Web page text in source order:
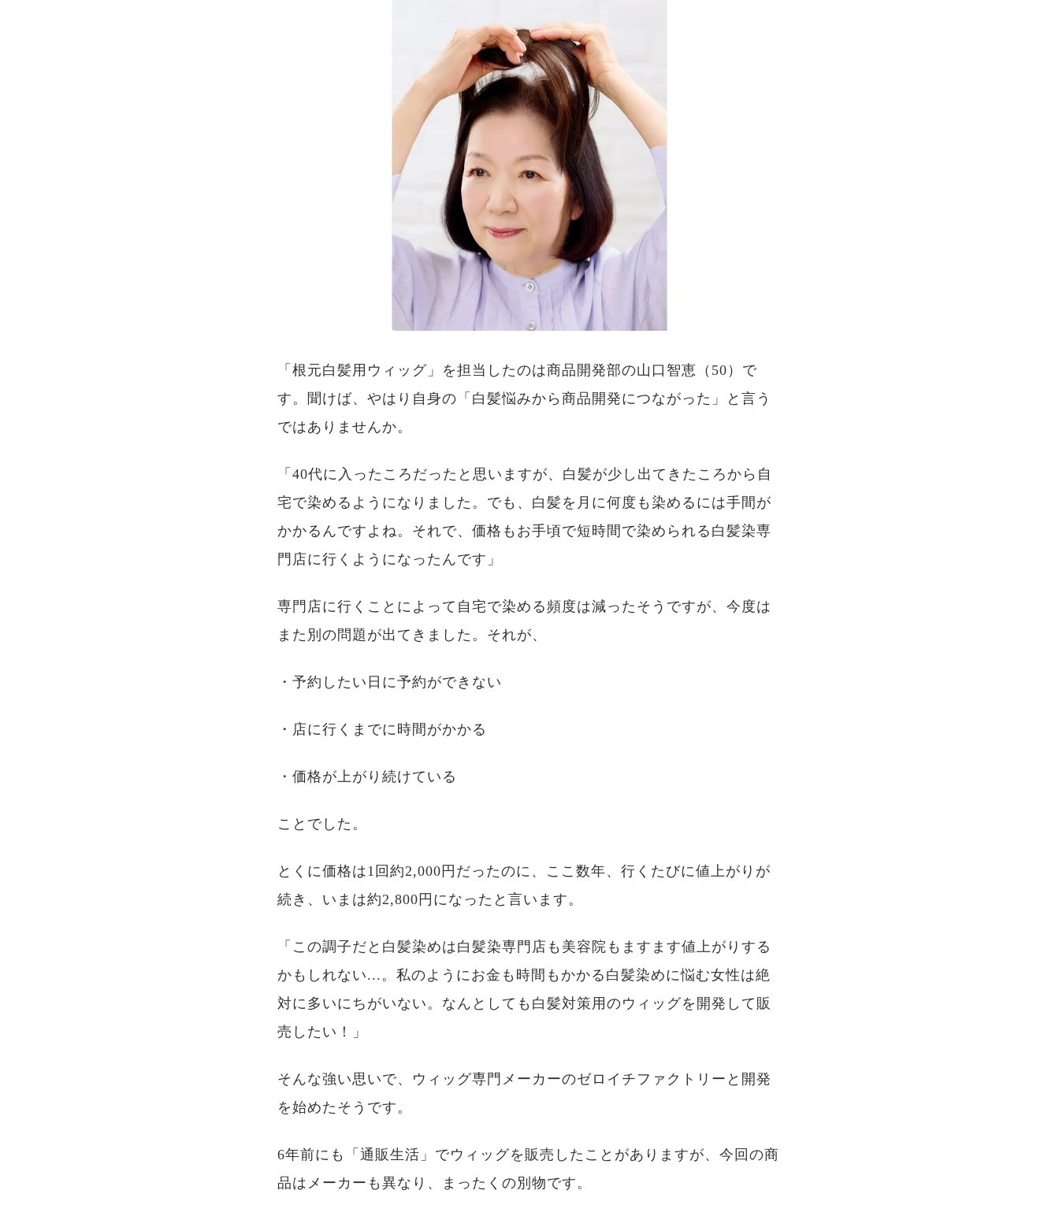
「根元白髪用ウィッグ」を担当したのは商品開発部の山口智恵（50）で
す。聞けば、やはり自身の「白髪悩みから商品開発につながった」と言う
ではありませんか。
「40代に入ったころだったと思いますが、白髪が少し出てきたころから自
宅で染めるようになりました。でも、白髪を月に何度も染めるには手間が
かかるんですよね。それで、価格もお手頃で短時間で染められる白髪染専
門店に行くようになったんです」
専門店に行くことによって自宅で染める頻度は減ったそうですが、今度は
また別の問題が出てきました。それが、
・予約したい日に予約ができない
・店に行くまでに時間がかかる
・価格が上がり続けている
ことでした。
とくに価格は1回約2,000円だったのに、ここ数年、行くたびに値上がりが
続き、いまは約2,800円になったと言います。
「この調子だと白髪染めは白髪染専門店も美容院もますます値上がりする
かもしれない...。私のようにお金も時間もかかる白髪染めに悩む女性は絶
対に多いにちがいない。なんとしても白髪対策用のウィッグを開発して販
売したい！」
そんな強い思いで、ウィッグ専門メーカーのゼロイチファクトリーと開発
を始めたそうです。
6年前にも「通販生活」でウィッグを販売したことがありますが、今回の商
品はメーカーも異なり、まったくの別物です。